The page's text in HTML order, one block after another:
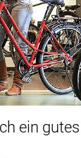
ein